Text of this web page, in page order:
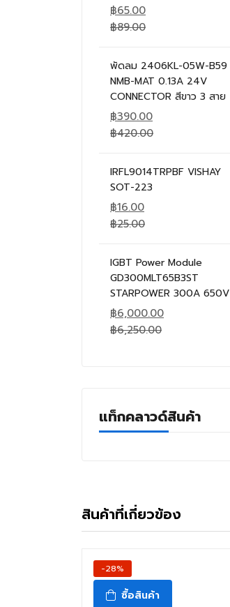
฿65.00
฿89.00
พัดลม 2406KL-05W-B59
NMB-MAT 0.13A 24V
CONNECTOR สีขาว 3 สาย
฿390.00
฿420.00
IRFL9014TRPBF VISHAY
SOT-223
฿16.00
฿25.00
IGBT Power Module
GD300MLT65B3ST
STARPOWER 300A 650V
฿6,000.00
฿6,250.00
แท็กคลาวด์สินค้า
สินค้าที่เกี่ยวข้อง
-28%
ซื้อสินค้า